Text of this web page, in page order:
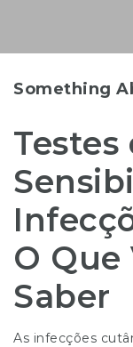
Something
Testes
O Que
Saber
As infecções